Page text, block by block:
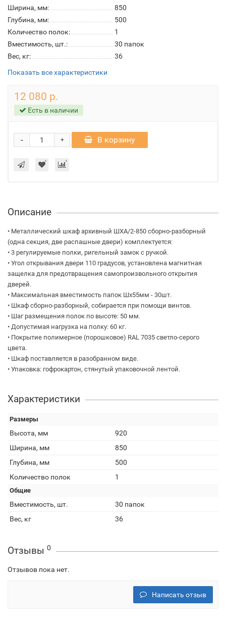
Ширина, мм:
850
Глубина, мм:
500
Количество полок:
1
Вместимость, шт.:
30 папок
Вес, кг:
36
Показать все характеристики
12 080 р.
Есть в наличии
+
- В корзину
Описание
• Металлический шкаф архивный ШХА/2-850 сборно-разборный
(одна секция, две распашные двери) комплектуется:
• 3 регулируемые полки, ригельный замок с ручкой.
• Угол открывания двери 110 градусов, установлена магнитная
защелка для предотвращения самопроизвольного открытия
дверей.
• Максимальная вместимость папок Шх55мм - 30шт.
• Шкаф сборно-разборный, собирается при помощи винтов.
• Шаг размещения полок по высоте: 50 мм.
• Допустимая нагрузка на полку: 60 кг.
• Покрытие полимерное (порошковое) RAL 7035 светло-серого
цвета.
• Шкаф поставляется в разобранном виде.
• Упаковка: гофрокартон, стянутый упаковочной лентой.
Характеристики
Размеры
Высота, мм
920
Ширина, мм
850
Глубина, мм
500
Количество полок
1
Общие
Вместимость, шт.
30 папок
Вес, кг
36
Отзывы 0
Отзывов пока нет.
Написать отзыв